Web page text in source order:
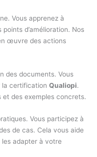
Vous apprenez à
d’amélioration. Nos
œuvre des actions
des documents. Vous
la certificationQualiopi.
et des exemples concrets.
Vous participez à
de cas. Cela vous aide
adapter à votre